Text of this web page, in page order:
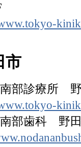
市
南部診療所
南部歯科 野